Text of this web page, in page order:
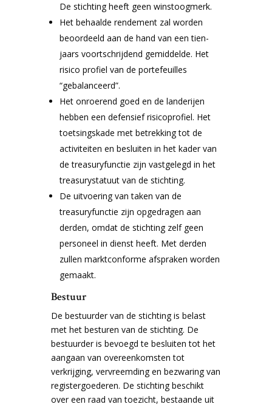
De stichting heeft geen winstoogmerk.
Het behaalde rendement zal worden
beoordeeld aan de hand van een tien-
jaars voortschrijdend gemiddelde. Het
risico profiel van de portefeuilles
“gebalanceerd”.
Het onroerend goed en de landerijen
hebben een defensief risicoprofiel. Het
toetsingskade met betrekking tot de
activiteiten en besluiten in het kader van
de treasuryfunctie zijn vastgelegd in het
treasurystatuut van de stichting.
De uitvoering van taken van de
treasuryfunctie zijn opgedragen aan
derden, omdat de stichting zelf geen
personeel in dienst heeft. Met derden
zullen marktconforme afspraken worden
gemaakt.
Bestuur
De bestuurder van de stichting is belast
met het besturen van de stichting. De
bestuurder is bevoegd te besluiten tot het
aangaan van overeenkomsten tot
verkrijging, vervreemding en bezwaring van
registergoederen. De stichting beschikt
over een raad van toezicht, bestaande uit